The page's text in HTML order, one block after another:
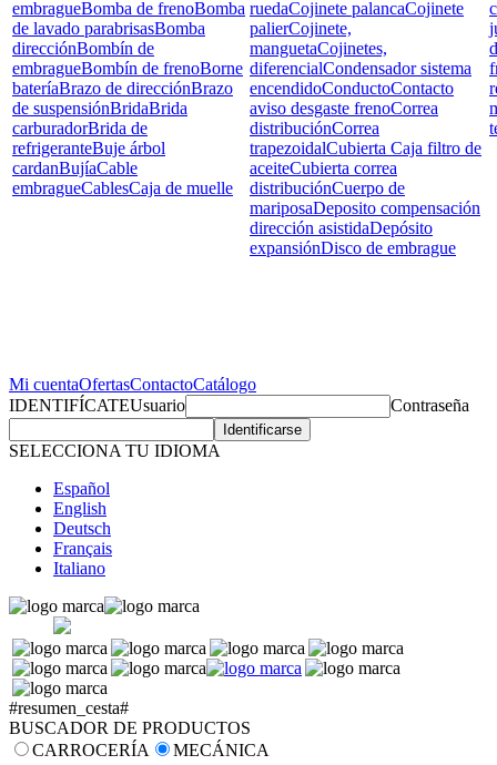
embragueBomba de frenoBomba
de lavado parabrisasBomba
direcciónBombín de
embragueBombín de frenoBorne
bateríaBrazo de direcciónBrazo
de suspensiónBridaBrida
carburadorBrida de
refrigeranteBuje árbol
cardanBujíaCable
embragueCablesCaja de muelle
ruedaCojinete palancaCojinete
palierCojinete,
manguetaCojinetes,
diferencialCondensador sistema
encendidoConductoContacto
aviso desgaste frenoCorrea
distribuciónCorrea
trapezoidalCubierta Caja filtro de
aceiteCubierta correa
distribuciónCuerpo de
mariposaDeposito compensación
dirección asistidaDepósito
expansiónDisco de embrague
Mi cuentaOfertasContactoCatálogo
IDENTIFÍCATEUsuario Contraseña
SELECCIONA TU IDIOMA
Español
English
Deutsch
Français
Italiano
#resumen_cesta#
BUSCADOR DE PRODUCTOS
CARROCERÍA
MECÁNICA